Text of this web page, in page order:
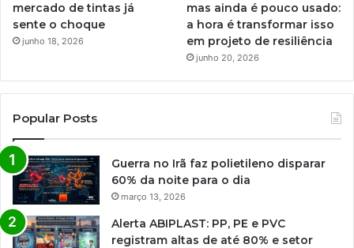
mercado de tintas já
sente o choque
junho 18, 2026
mas ainda é pouco usado:
a hora é transformar isso
em projeto de resiliência
junho 20, 2026
Popular Posts
Guerra no Irã faz polietileno disparar
60% da noite para o dia
março 13, 2026
Alerta ABIPLAST: PP, PE e PVC
registram altas de até 80% e setor